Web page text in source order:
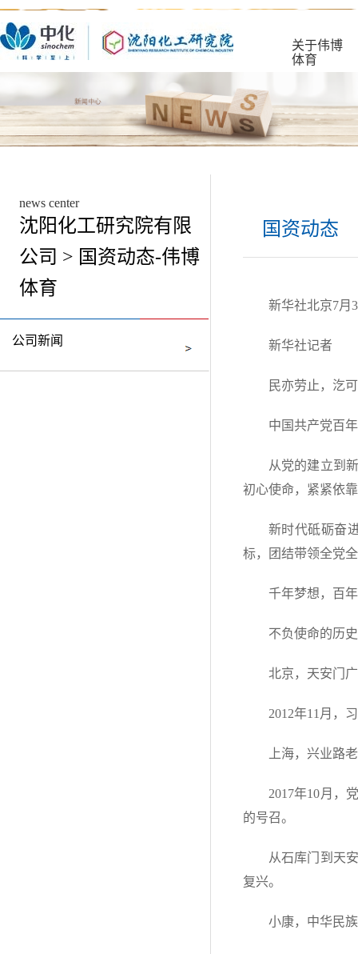
关于伟博
体育
news center
沈阳化工研究院有限
公司 > 国资动态-伟博
体育
公司新闻
国资动态
新华社北京7月
新华社记者
民亦劳止，汔
中国共产党百
从党的建立到
初心使命，紧紧依
新时代砥砺奋
标，团结带领全党
千年梦想，百
不负使命的历
北京，天安门
2012年11月，
上海，兴业路
2017年10月，
的号召。
从石库门到天
复兴。
小康，中华民